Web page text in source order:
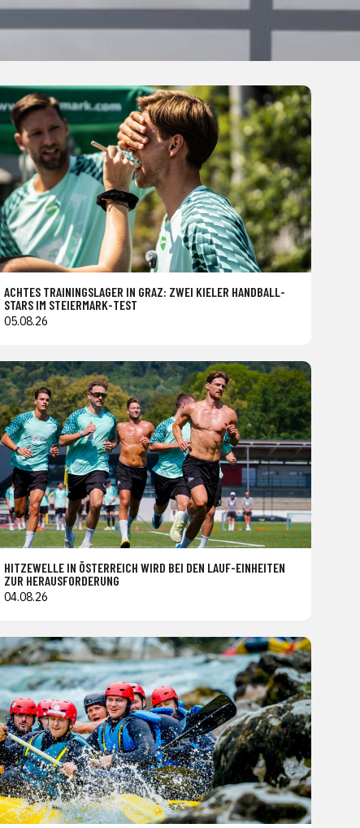
ACHTES TRAININGSLAGER IN GRAZ: ZWEI KIELER HANDBALL-
STARS IM STEIERMARK-TEST
05.08.26
HITZEWELLE IN ÖSTERREICH WIRD BEI DEN LAUF-EINHEITEN
ZUR HERAUSFORDERUNG
04.08.26